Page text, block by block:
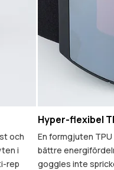
och
i
rep
Hyper-flexibel
En formgjuten
bättre
goggles inte